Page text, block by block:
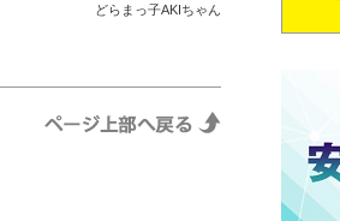
どらまっ子AKIちゃん